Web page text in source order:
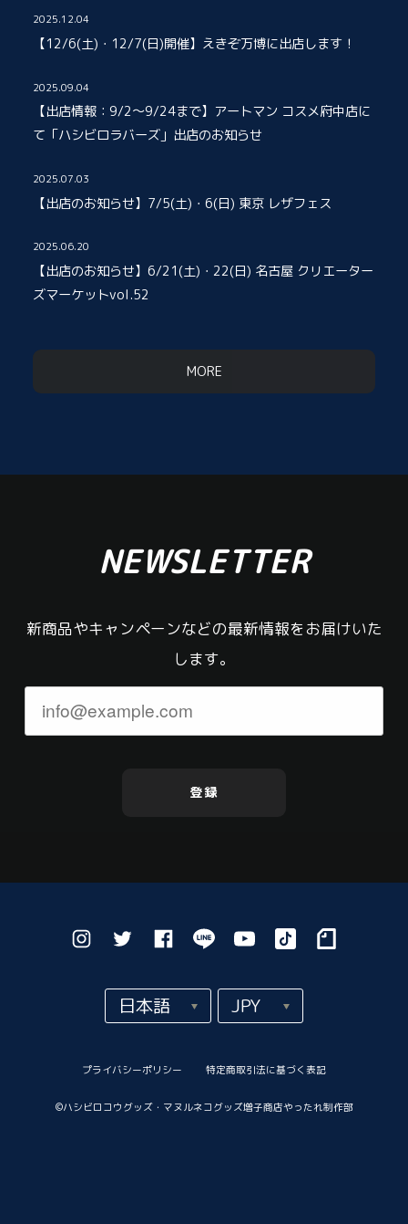
2025.12.04
【12/6(土)・12/7(日)開催】えきぞ万博に出店します！
2025.09.04
【出店情報：9/2～9/24まで】アートマン コスメ府中店に
て「ハシビロラバーズ」出店のお知らせ
2025.07.03
【出店のお知らせ】7/5(土)・6(日) 東京 レザフェス
2025.06.20
【出店のお知らせ】6/21(土)・22(日) 名古屋 クリエーター
ズマーケットvol.52
MORE
NEWSLETTER
新商品やキャンペーンなどの最新情報をお届けいた
します。
登録
プライバシーポリシー 特定商取引法に基づく表記
©︎ハシビロコウグッズ・マヌルネコグッズ増子商店やったれ制作部